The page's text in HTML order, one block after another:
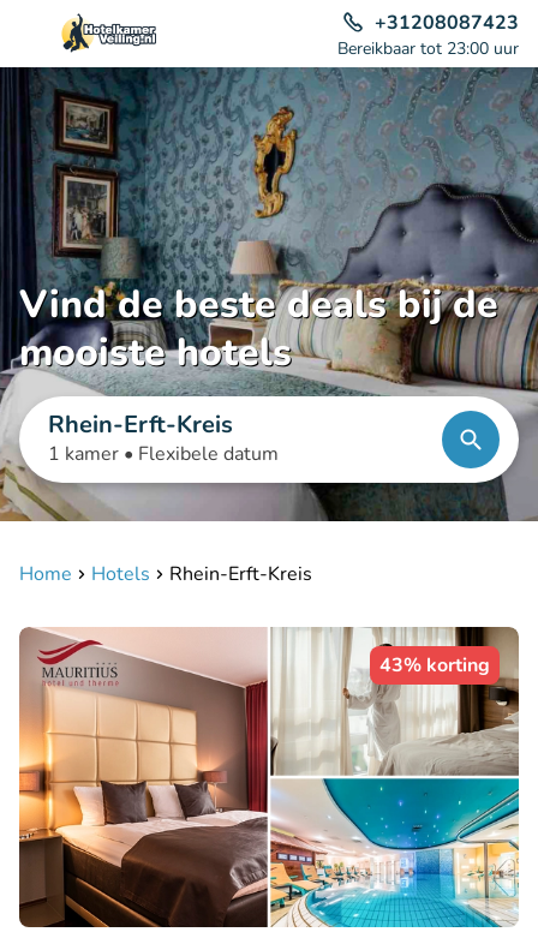
+31208087423
Bereikbaar tot 23:00 uur
Vind de beste deals bij de
mooiste hotels
Rhein-Erft-Kreis
1 kamer • Flexibele datum
Home Hotels Rhein-Erft-Kreis
43% korting